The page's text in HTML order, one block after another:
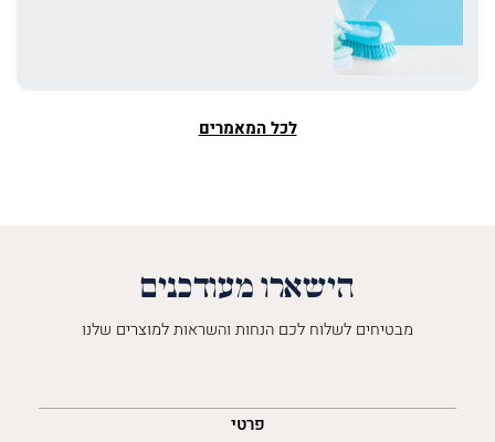
לכל המאמרים
הישארו מעודכנים
מבטיחים לשלוח לכם הנחות והשראות למוצרים שלנו
פרטי